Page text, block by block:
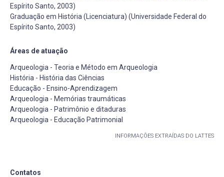
Espírito Santo, 2003)
Graduação em História (Licenciatura) (Universidade Federal do
Espírito Santo, 2003)
Áreas de atuação
Arqueologia - Teoria e Método em Arqueologia
História - História das Ciências
Educação - Ensino-Aprendizagem
Arqueologia - Memórias traumáticas
Arqueologia - Patrimônio e ditaduras
Arqueologia - Educação Patrimonial
INFORMAÇÕES EXTRAÍDAS DO LATTES
Contatos